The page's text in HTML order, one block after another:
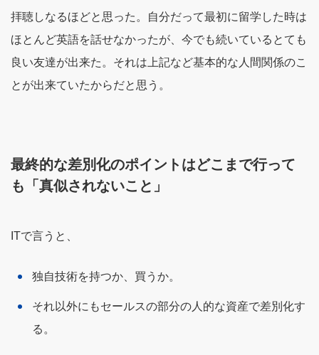
拝聴しなるほどと思った。自分だって最初に留学した時は
ほとんど英語を話せなかったが、今でも続いているとても
良い友達が出来た。それは上記など基本的な人間関係のこ
とが出来ていたからだと思う。
最終的な差別化のポイントはどこまで行って
も「真似されないこと」
ITで言うと、
独自技術を持つか、買うか。
それ以外にもセールスの部分の人的な資産で差別化す
る。